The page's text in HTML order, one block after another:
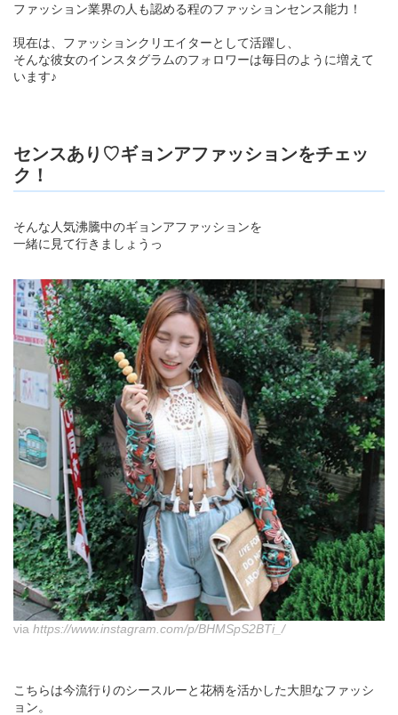
ファッション業界の人も認める程のファッションセンス能力！
現在は、ファッションクリエイターとして活躍し、
そんな彼女のインスタグラムのフォロワーは毎日のように増えて
います♪
センスあり♡ギョンアファッションをチェッ
ク！
そんな人気沸騰中のギョンアファッションを
一緒に見て行きましょうっ
via https://www.instagram.com/p/BHMSpS2BTi_/
こちらは今流行りのシースルーと花柄を活かした大胆なファッシ
ョン。